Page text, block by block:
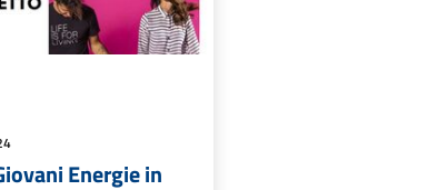
Energie in